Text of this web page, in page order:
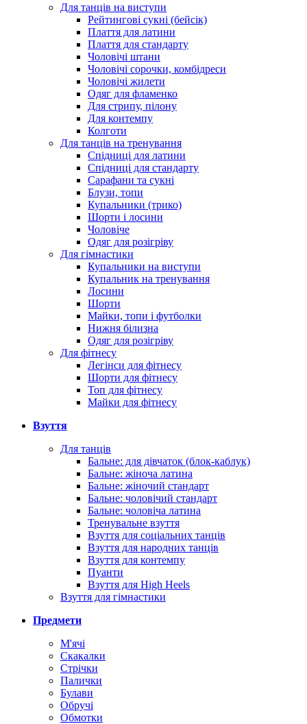
Для танців на виступи
Рейтингові сукні (бейсік)
Плаття для латини
Плаття для стандарту
Чоловічі штани
Чоловічі сорочки, комбідреси
Чоловічі жилети
Одяг для фламенко
Для стрипу, пілону
Для контемпу
Колготи
Для танців на тренування
Спідниці для латини
Спідниці для стандарту
Сарафани та сукні
Блузи, топи
Купальники (трико)
Шорти і лосини
Чоловіче
Одяг для розігріву
Для гімнастики
Купальники на виступи
Купальник на тренування
Лосини
Шорти
Майки, топи і футболки
Нижня білизна
Одяг для розігріву
Для фітнесу
Легінси для фітнесу
Шорти для фітнесу
Топ для фітнесу
Майки для фітнесу
Взуття
Для танців
Бальне: для дівчаток (блок-каблук)
Бальне: жіноча латина
Бальне: жіночий стандарт
Бальне: чоловічий стандарт
Бальне: чоловіча латина
Тренувальне взуття
Взуття для соціальних танців
Взуття для народних танців
Взуття для контемпу
Пуанти
Взуття для High Heels
Взуття для гімнастики
Предмети
М'ячі
Скакалки
Стрічки
Палички
Булави
Обручі
Обмотки